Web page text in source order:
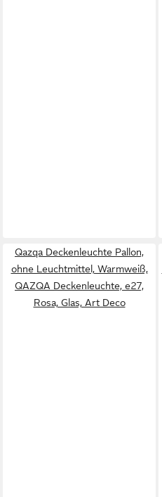
Qazqa Deckenleuchte Pallon,
ohne Leuchtmittel, Warmweiß,
QAZQA Deckenleuchte, e27,
Rosa, Glas, Art Deco